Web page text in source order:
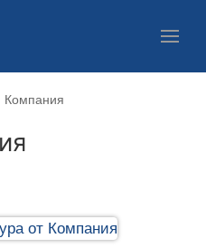
Компания